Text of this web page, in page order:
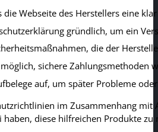
die Webseite des Herstellers eine
gründlich, um ein
die der
sichere Zahlungsmethoden
auf, um später Probleme
im Zusammenhang mit
haben, diese hilfreichen Produkte zu